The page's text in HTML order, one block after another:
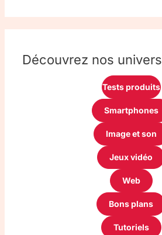
Découvrez nos univers
Tests produits
Smartphones
Image et son
Jeux vidéo
Web
Bons plans
Tutoriels